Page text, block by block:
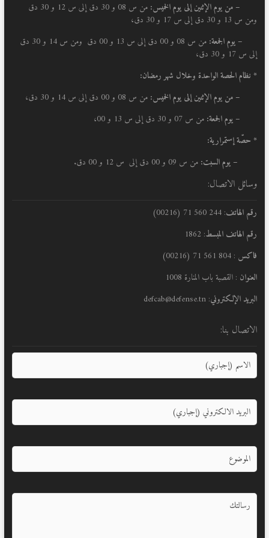
– من يوم الإثنين إلى يوم الخميس:
من س 08 و 30 دق إلى س 12 و 30 دق
ومن س 13 و 30 دق إلى س 17 و 30 دق،
– يوم الجمعة:
من س 08 و 00 دق إلى س 13 و 00 دق ومن س 14 و 30 دق
إلى س 17 و 30 دق،
* نظام الحصة الواحدة وخلال شهر رمضان:
– من يوم الإثنين إلى يوم الخميس: من س 08 و 00 دق إلى س 14 و 30 دق،
– يوم الجمعة: من س 07 و 30 دق إلى س 13 و 00،
* حصّة إستمرارية:
– يوم السبت: من س 09 و 00 دق إلى س 12 و 00 دق.
وسائل الاتصال:
رقم الهاتف: 244 560 71 (00216)
رقم الهاتف المبسط: 1862
فاكس : 804 561 71 (00216)
العنوان : القصبة باب المنارة 1008
البريد الإلكتروني: defcab@defense.tn
الاتصال بنا: